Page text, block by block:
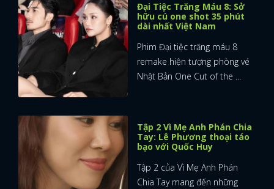
Đại Tiệc Trăng Máu 8: Sở
hữu cú one shot 35 phút
dài nhất Việt Nam
Phim Đại tiệc trăng máu 8
remake hiện tượng phòng vé
Nhật Bản One Cut of the ...
Tập 2 Vì Mẹ Anh Phán Chia
Tay: Lê Phương thoại táo
bạo với Quốc Huy
Tập 2 của Vì Mẹ Anh Phán
Chia Tay mang đến những